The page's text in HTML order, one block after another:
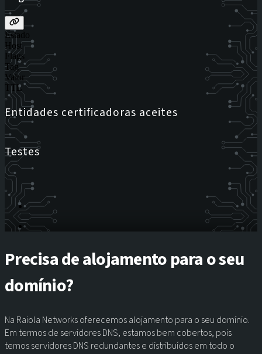
Estado
Host
Flags
Tag
Valor
TTL
Entidades certificadoras aceites
Testes
Precisa de alojamento para o seu
domínio?
Na Raiola Networks oferecemos alojamento para o seu domínio.
Em termos de servidores DNS, estamos bem cobertos, pois
temos servidores DNS redundantes e distribuídos em todo o